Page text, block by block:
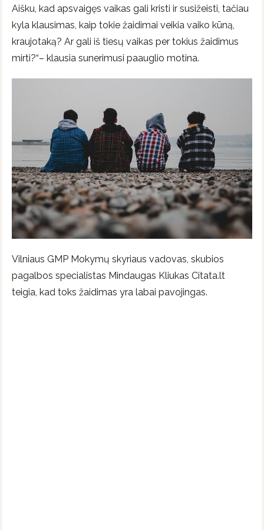
Aišku, kad apsvaigęs vaikas gali kristi ir susižeisti, tačiau
kyla klausimas, kaip tokie žaidimai veikia vaiko kūną,
kraujotaką? Ar gali iš tiesų vaikas per tokius žaidimus
mirti?“– klausia sunerimusi paauglio motina.
Vilniaus GMP Mokymų skyriaus vadovas, skubios
pagalbos specialistas Mindaugas Kliukas Citata.lt
teigia, kad toks žaidimas yra labai pavojingas.